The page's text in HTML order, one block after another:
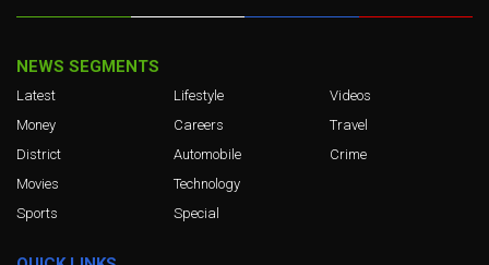
NEWS SEGMENTS
Latest
Money
District
Movies
Sports
Lifestyle
Careers
Automobile
Technology
Special
Videos
Travel
Crime